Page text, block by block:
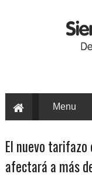
El nuevo
afectará a más